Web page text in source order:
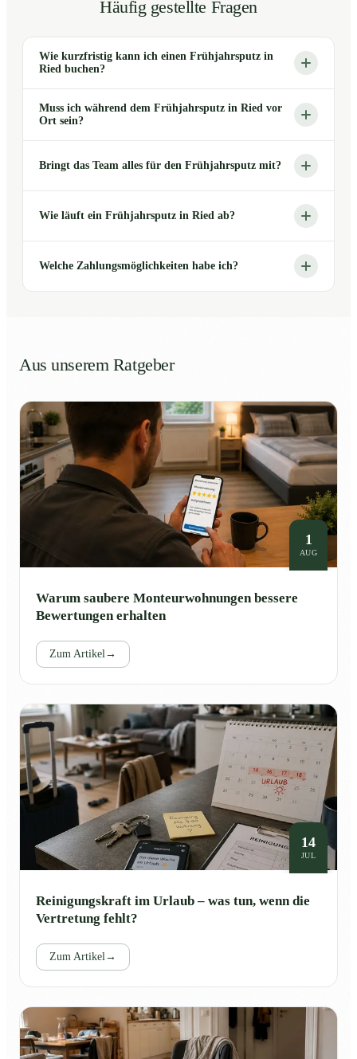
Häufig gestellte Fragen
Wie kurzfristig kann ich einen Frühjahrsputz in
Ried buchen?
Muss ich während dem Frühjahrsputz in Ried vor
Ort sein?
Bringt das Team alles für den Frühjahrsputz mit?
Wie läuft ein Frühjahrsputz in Ried ab?
Welche Zahlungsmöglichkeiten habe ich?
Aus unserem Ratgeber
1
AUG
Warum saubere Monteurwohnungen bessere
Bewertungen erhalten
Zum Artikel →
14
JUL
Reinigungskraft im Urlaub – was tun, wenn die
Vertretung fehlt?
Zum Artikel →